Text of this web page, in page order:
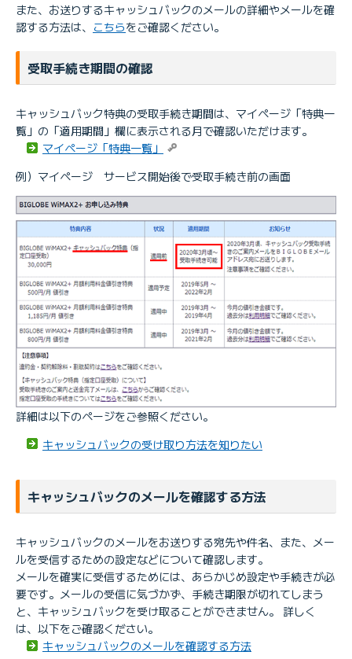
また、お送りするキャッシュバックのメールの詳細やメールを確
認する方法は、 こちらをご確認ください。
受取手続き期間の確認
キャッシュバック特典の受取手続き期間は、マイページ「特典一
覧」の「適用期間」欄に表示される月で確認いただけます。
マイページ「特典一覧」
例）マイページ サービス開始後で受取手続き前の画面
詳細は以下のページをご参照ください。
キャッシュバックの受け取り方法を知りたい
キャッシュバックのメールを確認する方法
キャッシュバックのメールをお送りする宛先や件名、また、メー
ルを受信するための設定などについて確認します。
メールを確実に受信するためには、あらかじめ設定や手続きが必
要です。メールの受信に気づかず、手続き期限が切れてしまう
と、キャッシュバックを受け取ることができません。 詳しく
は、以下をご確認ください。
キャッシュバックのメールを確認する方法